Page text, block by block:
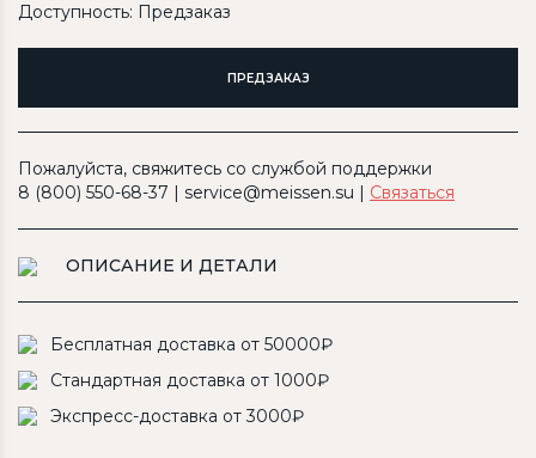
Доступность: Предзаказ
ПРЕДЗАКАЗ
Пожалуйста, свяжитесь со службой поддержки
8 (800) 550-68-37 | service@meissen.su | Связаться
ОПИСАНИЕ И ДЕТАЛИ
Бесплатная доставка от 50000₽
Стандартная доставка от 1000₽
Экспресс-доставка от 3000₽